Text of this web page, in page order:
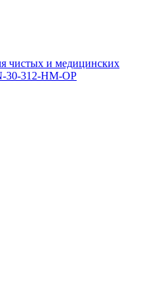
чистых и медицинских
30-312-НM-OP